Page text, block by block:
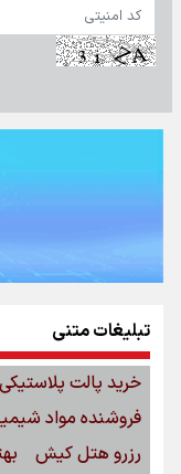
تبلیغات متنی
خرید پالت پلاستیکی
فروشنده مواد
رزرو هتل کیش